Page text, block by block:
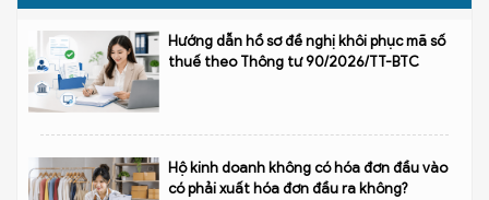
Hướng dẫn hồ sơ đề nghị khôi phục mã số
thuế theo Thông tư 90/2026/TT-BTC
Hộ kinh doanh không có hóa đơn đầu vào
có phải xuất hóa đơn đầu ra không?